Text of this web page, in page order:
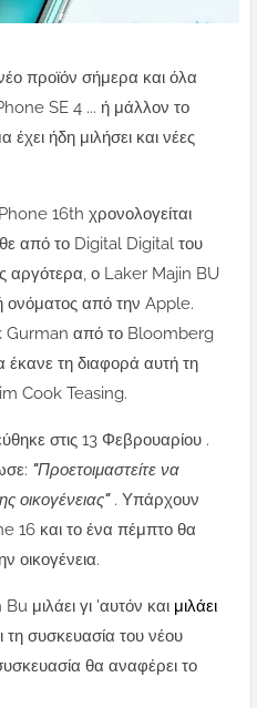
προϊόν σήμερα και όλα
SE 4 ... ή μάλλον το
ήδη μιλήσει και νέες
16th χρονολογείται
από το Digital Digital του
αργότερα, ο Laker Majin BU
ονόματος από την Apple.
Gurman από το Bloomberg
έκανε τη διαφορά αυτή τη
Cook Teasing.
στις 13 Φεβρουαρίου .
"Προετοιμαστείτε να
οικογένειας" . Υπάρχουν
16 και το ένα πέμπτο θα
οικογένεια.
μιλάει γι 'αυτόν και μιλάει
τη συσκευασία του νέου
θα αναφέρει το